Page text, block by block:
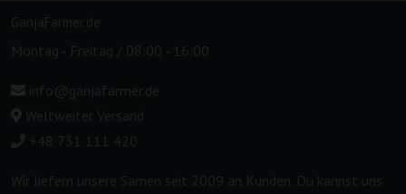
GanjaFarmer.de
Montag - Freitag / 08:00 - 16:00
info@ganjafarmer.de
Weltweiter Versand
+48 731 111 420
Wir liefern unsere Samen seit 2009 an Kunden. Du kannst uns